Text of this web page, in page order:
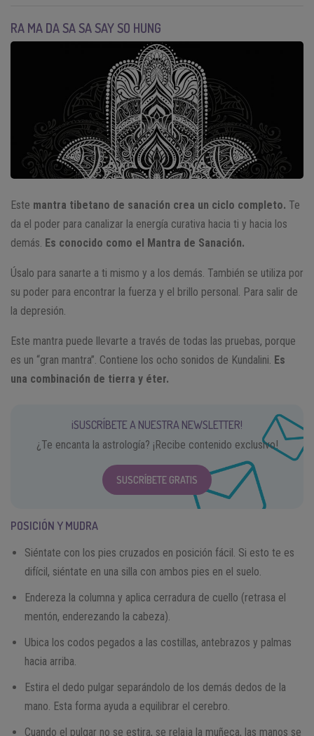
RA MA DA SA SA SAY SO HUNG
Este mantra tibetano de sanación crea un ciclo completo. Te
da el poder para canalizar la energía curativa hacia ti y hacia los
demás. Es conocido como el Mantra de Sanación.
Úsalo para sanarte a ti mismo y a los demás. También se utiliza por
su poder para encontrar la fuerza y el brillo personal. Para salir de
la depresión.
Este mantra puede llevarte a través de todas las pruebas, porque
es un “gran mantra”. Contiene los ocho sonidos de Kundalini. Es
una combinación de tierra y éter.
¡SUSCRÍBETE A NUESTRA NEWSLETTER!
¿Te encanta la astrología? ¡Recibe contenido exclusivo!
SUSCRÍBETE GRATIS
POSICIÓN Y MUDRA
Siéntate con los pies cruzados en posición fácil. Si esto te es
difícil, siéntate en una silla con ambos pies en el suelo.
Endereza la columna y aplica cerradura de cuello (retrasa el
mentón, enderezando la cabeza).
Ubica los codos pegados a las costillas, antebrazos y palmas
hacia arriba.
Estira el dedo pulgar separándolo de los demás dedos de la
mano. Esta forma ayuda a equilibrar el cerebro.
Cuando el pulgar no se estira, se relaja la muñeca, las manos se